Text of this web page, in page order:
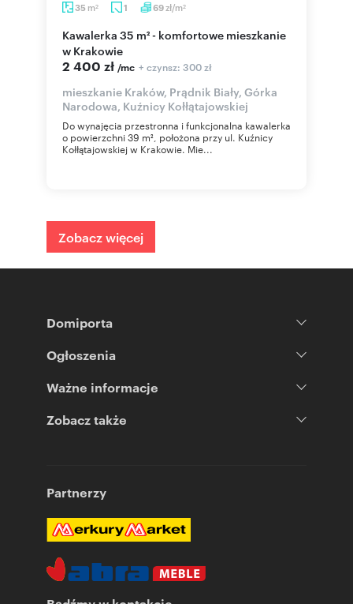
35 m2 1 69zł/m2
Kawalerka 35 m² - komfortowe mieszkanie
w Krakowie
2 400 zł /mc + czynsz: 300 zł
mieszkanie Kraków, Prądnik Biały, Górka
Narodowa, Kuźnicy Kołłątajowskiej
Do wynajęcia przestronna i funkcjonalna kawalerka
o powierzchni 39 m², położona przy ul. Kuźnicy
Kołłątajowskiej w Krakowie. Mie...
Zobacz więcej
Domiporta
Ogłoszenia
Ważne informacje
Zobacz także
Partnerzy